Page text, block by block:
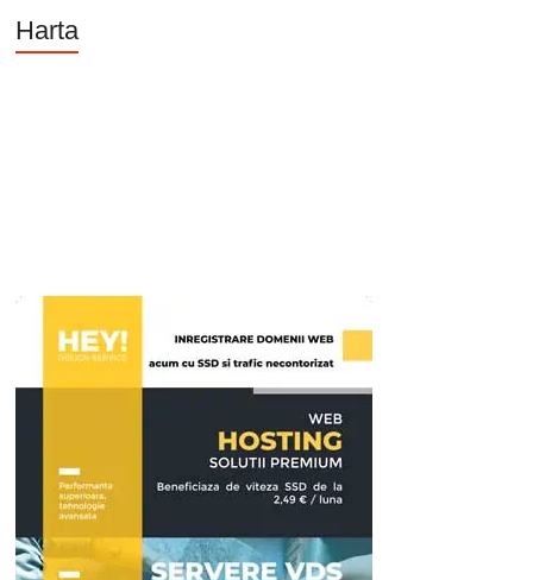
Harta